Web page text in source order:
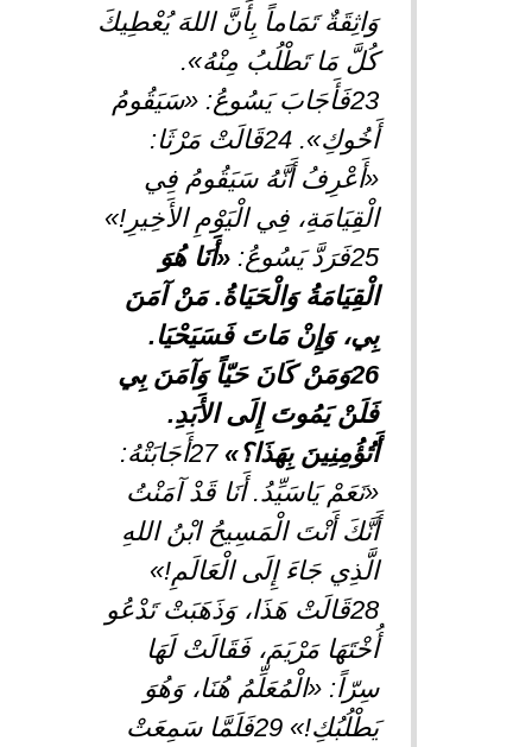
وَاثِقَةٌ تَمَاماً بِأَنَّ اللهَ يُعْطِيكَ
كُلَّ مَا تَطْلُبُ مِنْهُ».
23فَأَجَابَ يَسُوعُ: «سَيَقُومُ
أَخُوكِ». 24قَالَتْ مَرْثَا:
«أَعْرِفُ أَنَّهُ سَيَقُومُ فِي
الْقِيَامَةِ، فِي الْيَوْمِ الأَخِيرِ!»
25فَرَدَّ يَسُوعُ:
«أَنَا هُوَ
الْقِيَامَةُ وَالْحَيَاةُ. مَنْ آمَنَ
بِي، وَإِنْ مَاتَ فَسَيَحْيَا.
26وَمَنْ كَانَ حَيّاً وَآمَنَ بِي
فَلَنْ يَمُوتَ إِلَى الأَبَدِ.
أَتُؤُمِنِينَ بِهَذَا؟»
27أَجَابَتْهُ:
«نَعَمْ يَاسَيِّدُ. أَنَا قَدْ آمَنْتُ
أَنَّكَ أَنْتَ الْمَسِيحُ ابْنُ اللهِ
الَّذِي جَاءَ إِلَى الْعَالَمِ!»
28قَالَتْ هَذَا، وَذَهَبَتْ تَدْعُو
أُخْتَهَا مَرْيَمَ، فَقَالَتْ لَهَا
سِرّاً: «الْمُعَلِّمُ هُنَا، وَهُوَ
يَطْلُبُكِ!» 29فَلَمَّا سَمِعَتْ